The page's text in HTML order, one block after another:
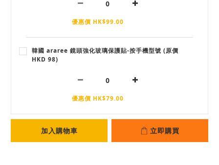
優惠價 HK$99.00
韓國 araree 鏡頭強化玻璃保護貼-按手機型號 (原價
HKD 98)
優惠價 HK$79.00
加入購物車 立即購買